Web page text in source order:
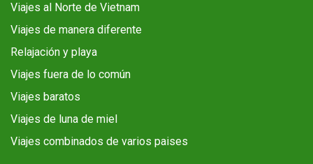
Viajes al Norte de Vietnam
Viajes de manera diferente
Relajación y playa
Viajes fuera de lo común
Viajes baratos
Viajes de luna de miel
Viajes combinados de varios paises